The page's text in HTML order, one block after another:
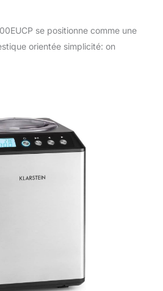
se positionne comme une
orientée simplicité: on